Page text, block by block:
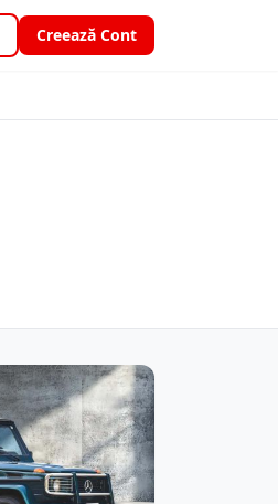
Creează Cont